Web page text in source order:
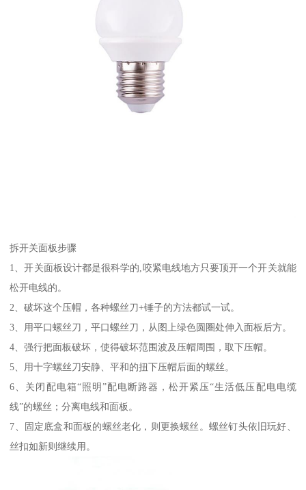
拆开关面板步骤
1、开关面板设计都是很科学的,咬紧电线地方只要顶开一个开关就能
松开电线的。
2、破坏这个压帽，各种螺丝刀+锤子的方法都试一试。
3、用平口螺丝刀，平口螺丝刀，从图上绿色圆圈处伸入面板后方。
4、强行把面板破坏，使得破坏范围波及压帽周围，取下压帽。
5、用十字螺丝刀安静、平和的扭下压帽后面的螺丝。
6、关闭配电箱“照明”配电断路器，松开紧压“生活低压配电电缆
线”的螺丝；分离电线和面板。
7、固定底盒和面板的螺丝老化，则更换螺丝。螺丝钉头依旧玩好、
丝扣如新则继续用。